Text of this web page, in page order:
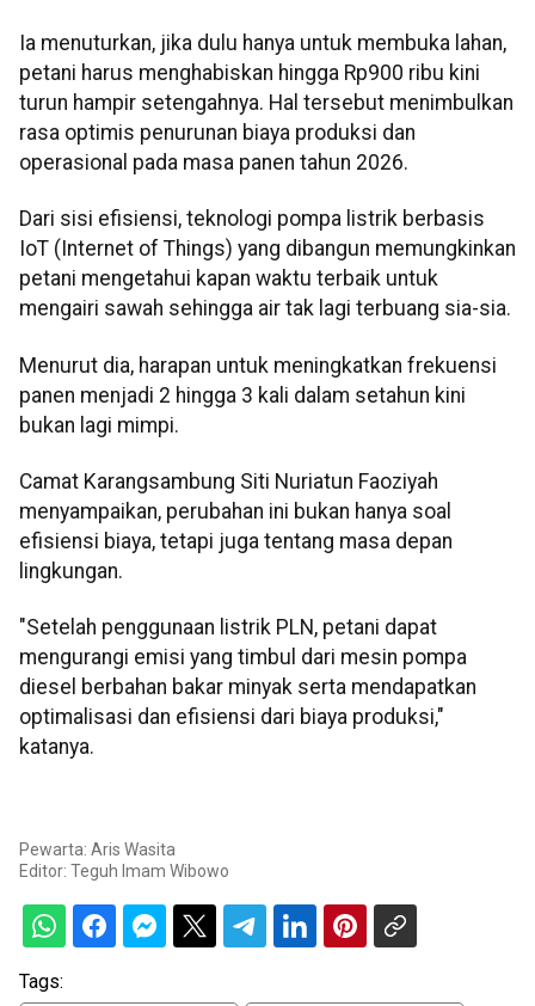
Ia menuturkan, jika dulu hanya untuk membuka lahan,
petani harus menghabiskan hingga Rp900 ribu kini
turun hampir setengahnya. Hal tersebut menimbulkan
rasa optimis penurunan biaya produksi dan
operasional pada masa panen tahun 2026.
Dari sisi efisiensi, teknologi pompa listrik berbasis
IoT (Internet of Things) yang dibangun memungkinkan
petani mengetahui kapan waktu terbaik untuk
mengairi sawah sehingga air tak lagi terbuang sia-sia.
Menurut dia, harapan untuk meningkatkan frekuensi
panen menjadi 2 hingga 3 kali dalam setahun kini
bukan lagi mimpi.
Camat Karangsambung Siti Nuriatun Faoziyah
menyampaikan, perubahan ini bukan hanya soal
efisiensi biaya, tetapi juga tentang masa depan
lingkungan.
"Setelah penggunaan listrik PLN, petani dapat
mengurangi emisi yang timbul dari mesin pompa
diesel berbahan bakar minyak serta mendapatkan
optimalisasi dan efisiensi dari biaya produksi,"
katanya.
Pewarta: Aris Wasita
Editor: Teguh Imam Wibowo
Tags: